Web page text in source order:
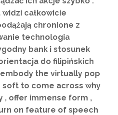
całkowicie
chronione z
technologia
bank i stosunek
do filipińskich
the virtually pop
soft to come across why
, offer immense form ,
on feature of speech